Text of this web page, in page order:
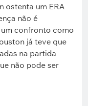
ostenta um ERA
não é
confronto como
já teve que
na partida
não pode ser